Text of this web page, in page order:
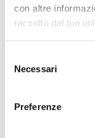
con altre
raccolto dal tuo
delNecessari
Preferenze